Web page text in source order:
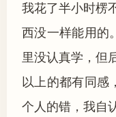
我花了半小时楞
西没一样能用的
里没认真学，但
以上的都有同感
个人的错，我自